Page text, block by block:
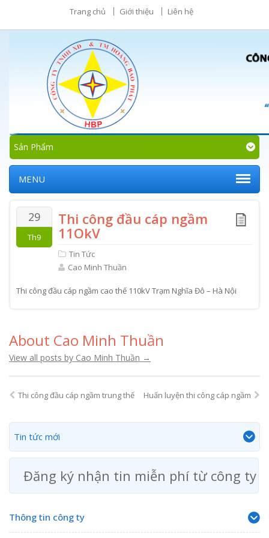
Trang chủ Giới thiệu Liên hệ
Sản Phẩm
MENU
29
Th9
Thi công đầu cáp ngầm
11OkV
Tin Tức
Cao Minh Thuần
Thi công đầu cáp ngầm cao thế 110kV Trạm Nghĩa Đô – Hà Nội
About Cao Minh Thuần
View all posts by Cao Minh Thuần →
Thi công đầu cáp ngầm trung thế Huấn luyện thi công cáp ngầm
Tin tức mới
Đăng ký nhận tin miễn phí từ công ty
Thông tin công ty